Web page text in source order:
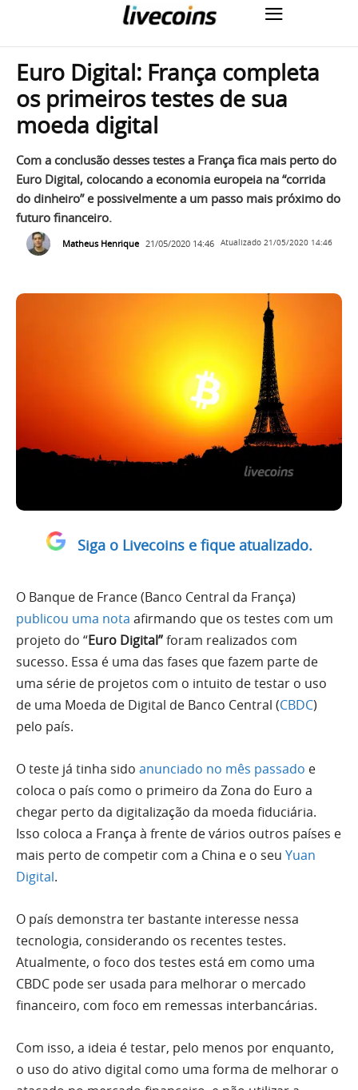
Euro Digital: França completa
os primeiros testes de sua
moeda digital
Com a conclusão desses testes a França fica mais perto do
Euro Digital, colocando a economia europeia na “corrida
do dinheiro” e possivelmente a um passo mais próximo do
futuro financeiro.
Matheus Henrique 21/05/2020 14:46 Atualizado 21/05/2020 14:46
Siga o Livecoins e fique atualizado.
O Banque de France (Banco Central da França)
publicou uma nota afirmando que os testes com um
projeto do “Euro Digital”foram realizados com
sucesso. Essa é uma das fases que fazem parte de
uma série de projetos com o intuito de testar o uso
de uma Moeda de Digital de Banco Central (CBDC)
pelo país.
O teste já tinha sido anunciado no mês passado e
coloca o país como o primeiro da Zona do Euro a
chegar perto da digitalização da moeda fiduciária.
Isso coloca a França à frente de vários outros países e
mais perto de competir com a China e o seu Yuan
Digital.
O país demonstra ter bastante interesse nessa
tecnologia, considerando os recentes testes.
Atualmente, o foco dos testes está em como uma
CBDC pode ser usada para melhorar o mercado
financeiro, com foco em remessas interbancárias.
Com isso, a ideia é testar, pelo menos por enquanto,
o uso do ativo digital como uma forma de melhorar o